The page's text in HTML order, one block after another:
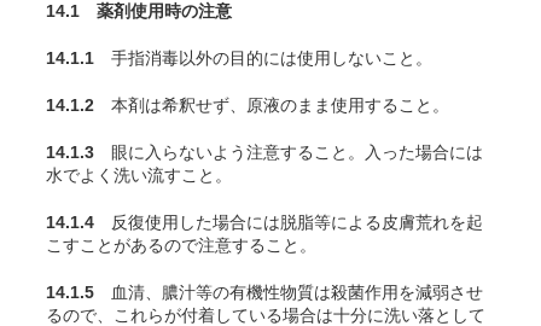
14.1 薬剤使用時の注意
14.1.1 手指消毒以外の目的には使用しないこと。
14.1.2 本剤は希釈せず、原液のまま使用すること。
14.1.3 眼に入らないよう注意すること。入った場合には
水でよく洗い流すこと。
14.1.4 反復使用した場合には脱脂等による皮膚荒れを起
こすことがあるので注意すること。
14.1.5 血清、膿汁等の有機性物質は殺菌作用を減弱させ
るので、これらが付着している場合は十分に洗い落として